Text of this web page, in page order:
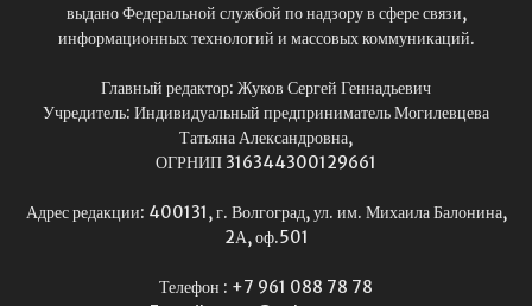
выдано Федеральной службой по надзору в сфере связи,
информационных технологий и массовых коммуникаций.
Главный редактор: Жуков Сергей Геннадьевич
Учредитель: Индивидуальный предприниматель Могилевцева
Татьяна Александровна,
ОГРНИП 316344300129661
Адрес редакции: 400131, г. Волгоград, ул. им. Михаила Балонина,
2А, оф.501
Телефон : +7 961 088 78 78